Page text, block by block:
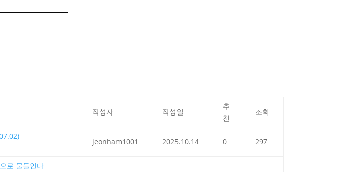
작성자 작성일
추
천
조회
jeonham1001 2025.10.14 0 297
로 물들인다